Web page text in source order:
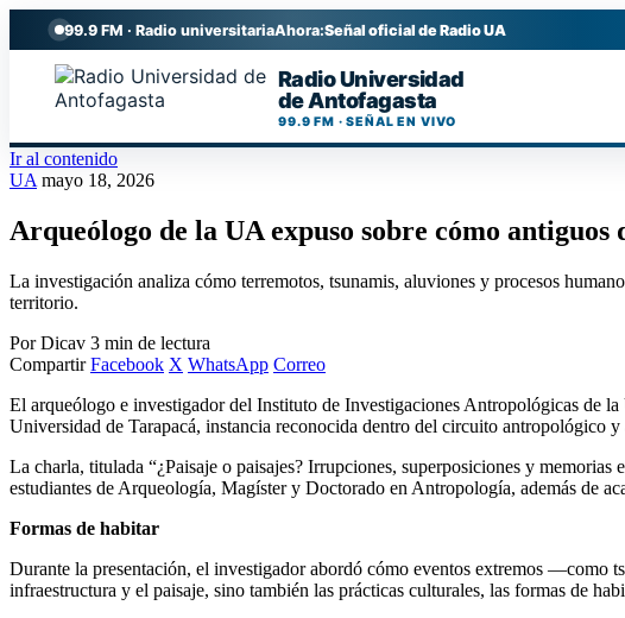
99.9 FM · Radio universitariaAhora:Señal oficial de Radio UA
Radio Universidad
de Antofagasta
99.9 FM · SEÑAL EN VIVO
Ir al contenido
UA mayo 18, 2026
Arqueólogo de la UA expuso sobre cómo
La investigación analiza cómo terremotos, tsunamis, aluviones y procesos
territorio.
Por Dicav 3 min de lectura
Compartir Facebook X WhatsApp Correo
El arqueólogo e investigador del Instituto de Investigaciones Antropológicas de
Universidad de Tarapacá, instancia reconocida dentro del circuito antropológico
La charla, titulada “¿Paisaje o paisajes? Irrupciones, superposiciones y
estudiantes de Arqueología, Magíster y Doctorado en Antropología, además de
Formas de habitar
Durante la presentación, el investigador abordó cómo eventos extremos —como
infraestructura y el paisaje, sino también las prácticas culturales, las formas de